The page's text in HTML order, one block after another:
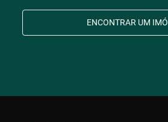
ENCONTRAR UM